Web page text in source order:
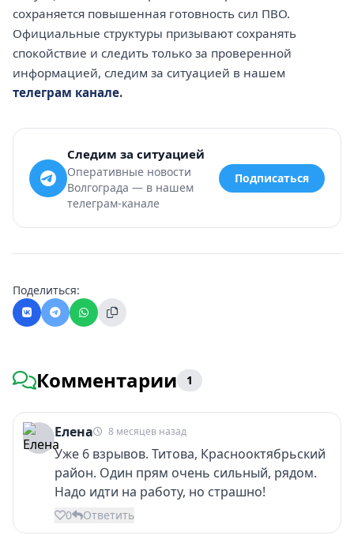
сохраняется повышенная готовность сил ПВО.
Официальные структуры призывают сохранять
спокойствие и следить только за проверенной
информацией, следим за ситуацией в нашем
телеграм канале.
Следим за ситуацией
Оперативные новости
Волгограда — в нашем
телеграм-канале
Подписаться
Поделиться:
Комментарии 1
Елена 8 месяцев назад
Уже 6 взрывов. Титова, Краснооктябрьский
район. Один прям очень сильный, рядом.
Надо идти на работу, но страшно!
0 Ответить